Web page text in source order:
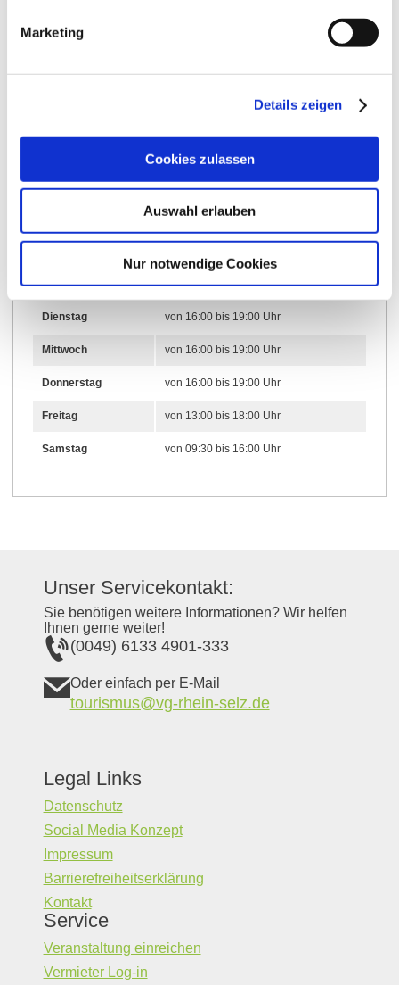
Marketing
Details zeigen
Cookies zulassen
Auswahl erlauben
Nur notwendige Cookies
Öffnungszeiten
27.05.2024 bis 27.05.2029
Montag von 16:00 bis 19:00 Uhr
Dienstag von 16:00 bis 19:00 Uhr
Mittwoch von 16:00 bis 19:00 Uhr
Donnerstag von 16:00 bis 19:00 Uhr
Freitag von 13:00 bis 18:00 Uhr
Samstag von 09:30 bis 16:00 Uhr
Unser Servicekontakt:
Sie benötigen weitere Informationen? Wir helfen
Ihnen gerne weiter!
(0049) 6133 4901-333
Oder einfach per E-Mail
tourismus@vg-rhein-selz.de
Legal Links
Datenschutz
Social Media Konzept
Impressum
Barrierefreiheitserklärung
Kontakt
Service
Veranstaltung einreichen
Vermieter Log-in